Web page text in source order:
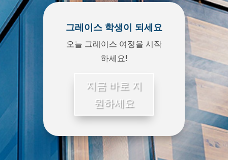
그레이스 학생이 되세요
오늘 그레이스 여정을 시작
하세요!
지금 바로 지
원하세요